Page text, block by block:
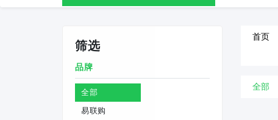
筛选
品牌
全部
易联购
首页
全部